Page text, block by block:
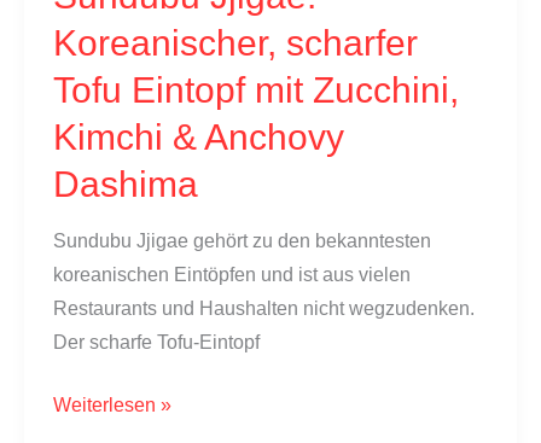
Koreanischer, scharfer
Tofu Eintopf mit Zucchini,
Kimchi & Anchovy
Dashima
Sundubu Jjigae gehört zu den bekanntesten
koreanischen Eintöpfen und ist aus vielen
Restaurants und Haushalten nicht wegzudenken.
Der scharfe Tofu-Eintopf
Sundubu
Weiterlesen »